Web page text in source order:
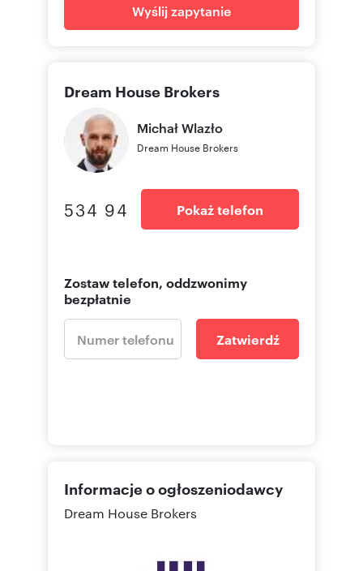
Wyślij zapytanie
Dream House Brokers
MichałWlazło
Dream House Brokers
534 94 Pokaż telefon
Zostaw telefon, oddzwonimy
bezpłatnie
Zatwierdź
Informacje o ogłoszeniodawcy
Dream House Brokers